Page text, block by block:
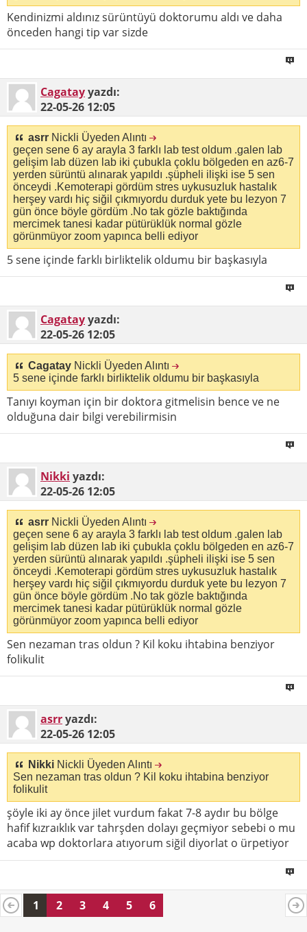
Kendinizmi aldınız sürüntüyü doktorumu aldı ve daha
önceden hangi tip var sizde
Cagatayyazdı:
22-05-26 12:05
asrr Nickli Üyeden Alıntı
geçen sene 6 ay arayla 3 farklı lab test oldum .galen lab
gelişim lab düzen lab iki çubukla çoklu bölgeden en az6-7
yerden sürüntü alınarak yapıldı .şüpheli ilişki ise 5 sen
önceydi .Kemoterapi gördüm stres uykusuzluk hastalık
herşey vardı hiç siğil çıkmıyordu durduk yete bu lezyon 7
gün önce böyle gördüm .No tak gözle baktığında
mercimek tanesi kadar pütürüklük normal gözle
görünmüyor zoom yapınca belli ediyor
5 sene içinde farklı birliktelik oldumu bir başkasıyla
Cagatayyazdı:
22-05-26 12:05
Cagatay Nickli Üyeden Alıntı
5 sene içinde farklı birliktelik oldumu bir başkasıyla
Tanıyı koyman için bir doktora gitmelisin bence ve ne
olduğuna dair bilgi verebilirmisin
Nikki yazdı:
22-05-26 12:05
asrr Nickli Üyeden Alıntı
geçen sene 6 ay arayla 3 farklı lab test oldum .galen lab
gelişim lab düzen lab iki çubukla çoklu bölgeden en az6-7
yerden sürüntü alınarak yapıldı .şüpheli ilişki ise 5 sen
önceydi .Kemoterapi gördüm stres uykusuzluk hastalık
herşey vardı hiç siğil çıkmıyordu durduk yete bu lezyon 7
gün önce böyle gördüm .No tak gözle baktığında
mercimek tanesi kadar pütürüklük normal gözle
görünmüyor zoom yapınca belli ediyor
Sen nezaman tras oldun ? Kil koku ihtabina benziyor
folikulit
asrryazdı:
22-05-26 12:05
Nikki Nickli Üyeden Alıntı
Sen nezaman tras oldun ? Kil koku ihtabina benziyor
folikulit
şöyle iki ay önce jilet vurdum fakat 7-8 aydır bu bölge
hafif kızraıklık var tahrşden dolayı geçmiyor sebebi o mu
acaba wp doktorlara atıyorum siğil diyorlat o ürpetiyor
1 2 3 4 5 6